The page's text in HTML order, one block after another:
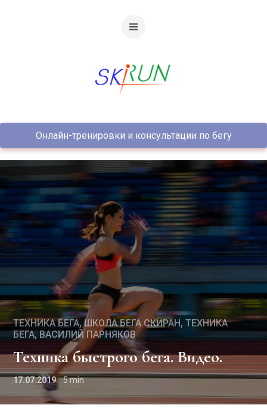
Онлайн-тренировки и консультации по бегу
ТЕХНИКА БЕГА ШКОЛА БЕГА СКИРАН ТЕХНИКА
БЕГА ВАСИЛИЙ ПАРНЯКОВ
Техника быстрого бега. Видео.
17.07.2019 5